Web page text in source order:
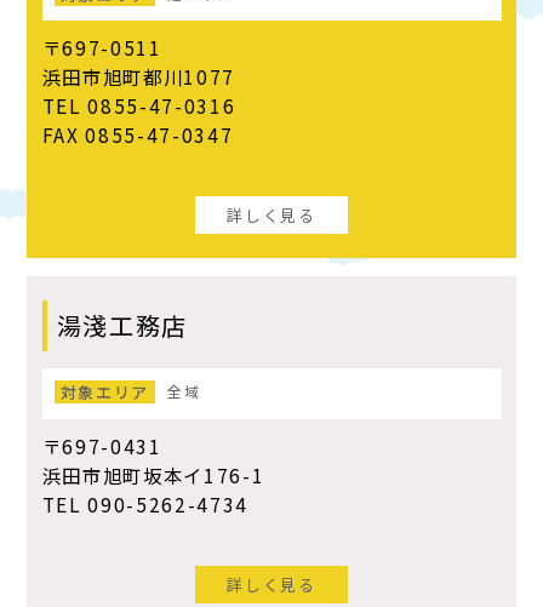
〒697-0511
浜田市旭町都川1077
TEL 0855-47-0316
FAX 0855-47-0347
詳しく見る
湯淺工務店
対象エリア 全域
〒697-0431
浜田市旭町坂本イ176-1
TEL 090-5262-4734
詳しく見る